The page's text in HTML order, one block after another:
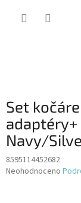
Set
Navy/
8595114452682
Průměrné
Neohodnoceno